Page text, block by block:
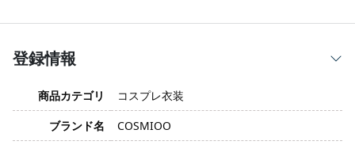
登録情報
商品カテゴリ
コスプレ衣装
ブランド名
COSMIOO